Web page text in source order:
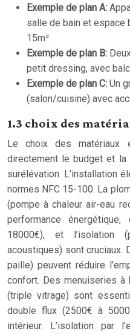
Exemple de plan A:
salle de bain et espace
15m².
Exemple de plan B:
petit dressing, avec
Exemple de plan C: Un
(salon/cuisine) avec
1.3 choix des
Le choix des matériaux
directement le budget et la
surélévation. L’installation
normes NFC 15-100. La
(pompe à chaleur air-eau
performance
18000€), et l’isolation
acoustiques) sont cruciaux.
paille) peuvent réduire
confort. Des menuiseries à
(triple vitrage) sont
double flux (2500€ à
intérieur. L’isolation par